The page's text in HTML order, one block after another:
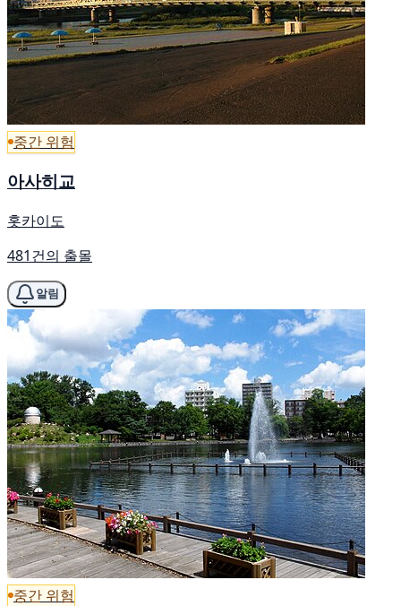
중간 위험
아사히교
홋카이도
481건의 출몰
알림
중간 위험